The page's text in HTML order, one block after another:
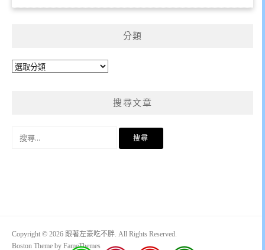
分類
分
搜尋文章
Copyright © 2026 跟著左豪吃不胖. All Rights Reserved.
Boston Theme by FameThemes